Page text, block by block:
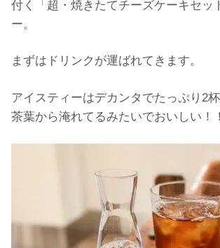
付く「超・焼きたてチーズケーキセッ
ー。
まずはドリンクが運ばれてきます。
アイスティーはデカンタでたっぷり2
茶葉から淹れてるみたいでおいしい！！